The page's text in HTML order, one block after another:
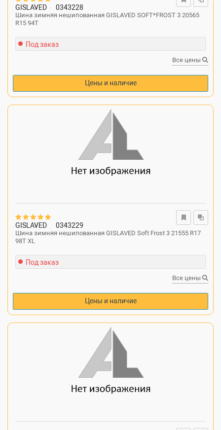
GISLAVED 0343228
Шина зимняя нешипованная GISLAVED SOFT*FROST 3 20565
R15 94T
Под заказ
Все цены
Цены и наличие
GISLAVED 0343229
Шина зимняя нешипованная GISLAVED Soft Frost 3 21555 R17
98T XL
Под заказ
Все цены
Цены и наличие